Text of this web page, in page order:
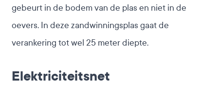
gebeurt in de bodem van de plas en niet in de
oevers. In deze zandwinningsplas gaat de
verankering tot wel 25 meter diepte.
Elektriciteitsnet